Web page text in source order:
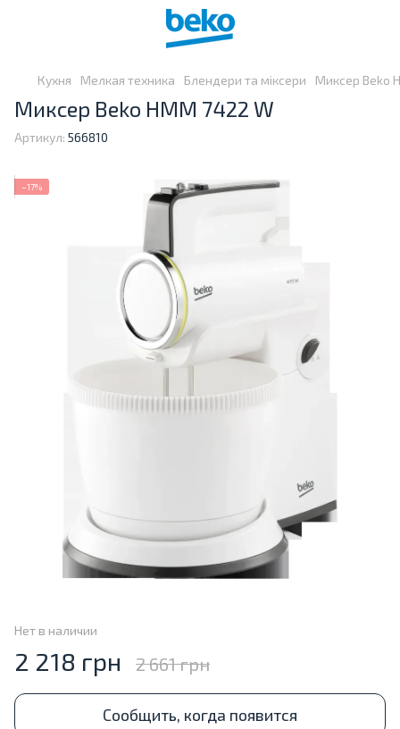
Кухня Мелкая техника Блендери та міксери Миксер Beko
Миксер Beko HMM 7422 W
Артикул: 566810
−17%
Нет в наличии
2 218 грн 2 661 грн
Сообщить, когда появится